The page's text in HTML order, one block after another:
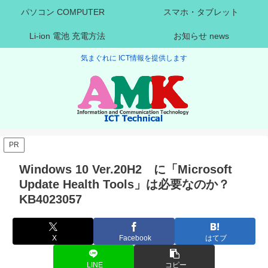
気まぐれに ICT情報を提供します
パソコン COMPUTER スマホ・タブレット
Li-ion 電池 充電方法 お知らせ news
PR
Windows 10 Ver.20H2 に「Microsoft
Update Health Tools」は必要なのか？
KB4023057
X Facebook はてブ
LINE コピー